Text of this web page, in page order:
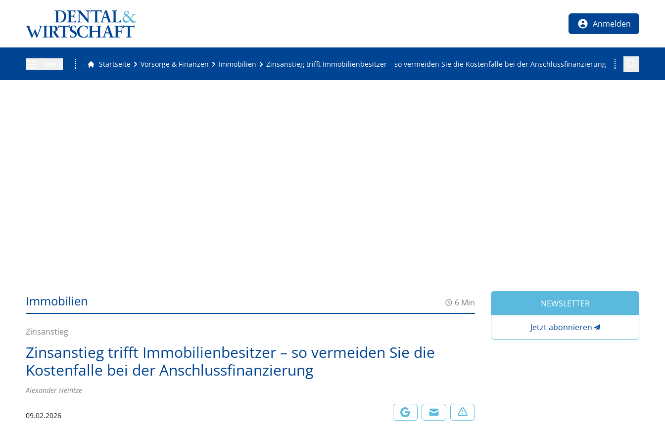
Anmelden
Startseite Vorsorge & Finanzen Immobilien Zinsanstieg trifft Immobilienbesitzer – so vermeiden Sie die Kostenfalle bei der Anschlussfinanzierung
Immobilien 6 Min
Zinsanstieg
Zinsanstieg trifft Immobilienbesitzer – so vermeiden Sie die
Kostenfalle bei der Anschlussfinanzierung
Alexander Heintze
09.02.2026
NEWSLETTER
Jetzt abonnieren